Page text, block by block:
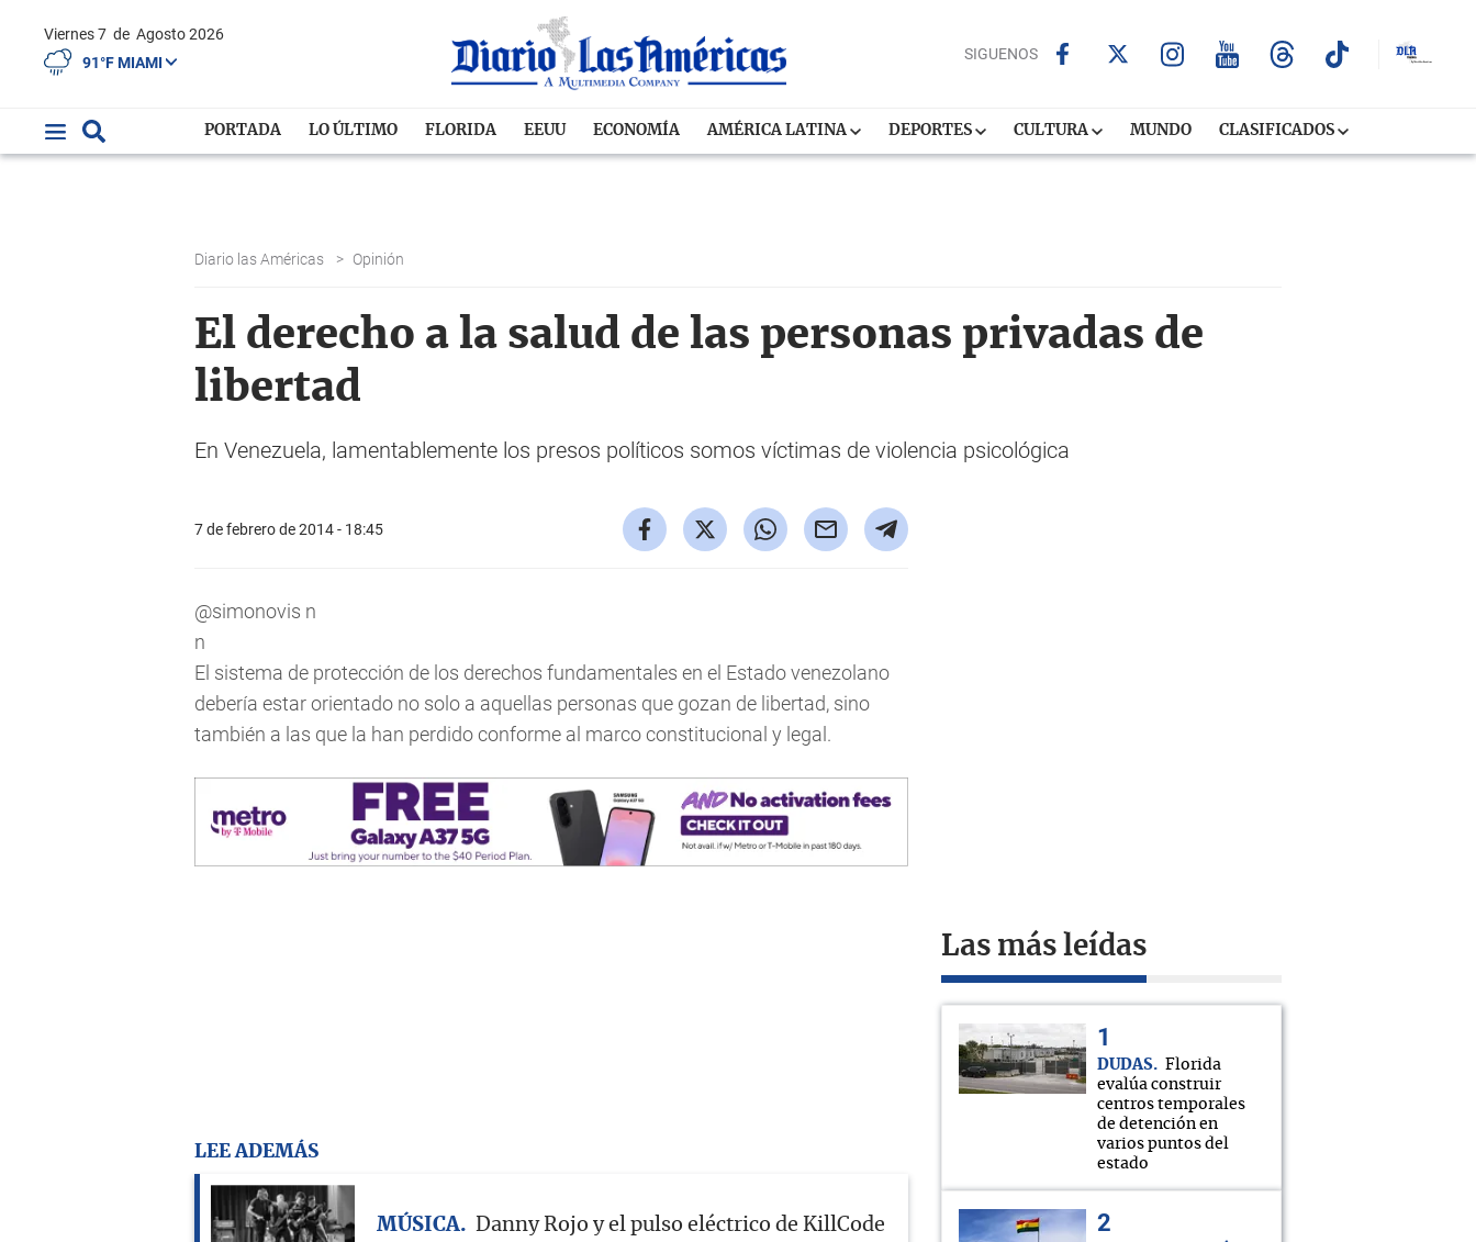
Viernes 7 de Agosto 2026
91°F MIAMI
SIGUENOS
PORTADA LO ÚLTIMO FLORIDA EEUU ECONOMÍA AMÉRICA LATINA DEPORTES CULTURA MUNDO CLASIFICADOS
Diario las Américas > Opinión
El derecho a la salud de las personas privadas de
libertad
En Venezuela, lamentablemente los presos políticos somos víctimas de violencia psicológica
7 de febrero de 2014 - 18:45
@simonovis n
n
El sistema de protección de los derechos fundamentales en el Estado venezolano
debería estar orientado no solo a aquellas personas que gozan de libertad, sino
también a las que la han perdido conforme al marco constitucional y legal.
LEE ADEMÁS
MÚSICA Danny Rojo y el pulso eléctrico de KillCode
Las más leídas
DUDAS
Florida
evalúa construir
centros temporales
de detención en
varios puntos del
estado